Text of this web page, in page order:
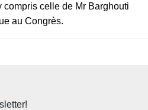
compris celle de Mr Barghouti
au Congrès.